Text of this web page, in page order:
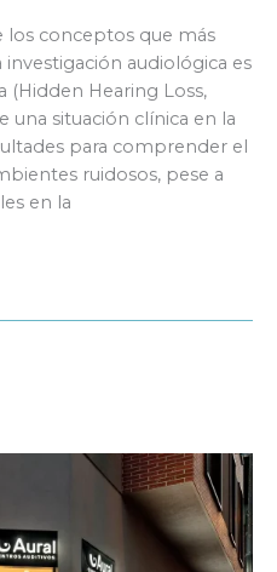
los conceptos que más
audiológica es
(Hidden Hearing Loss,
una situación clínica en la
para comprender el
ruidosos, pese a
en la